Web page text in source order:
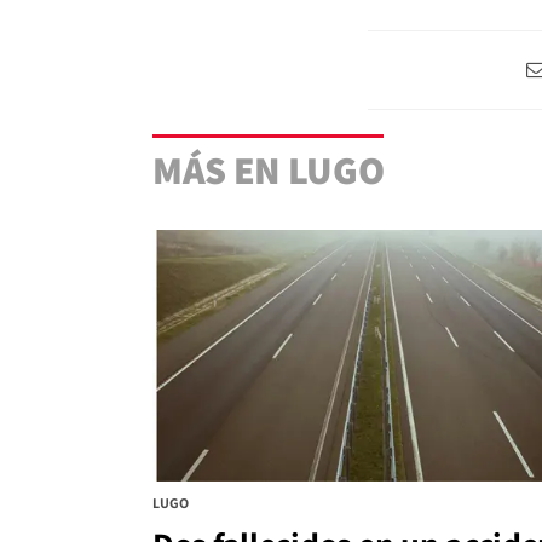
MÁS EN LUGO
LUGO